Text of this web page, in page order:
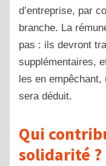
d’entreprise, par
branche. La
pas : ils devront
supplémentaires,
les en empêchant,
sera déduit.
Qui
solidarité ?